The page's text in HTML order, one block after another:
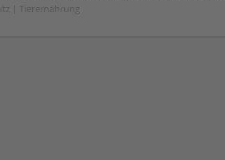
| Tierernährung